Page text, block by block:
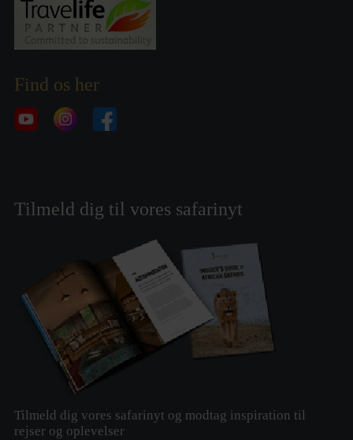
Find os her
Tilmeld dig til vores safarinyt
Tilmeld dig vores safarinyt og modtag inspiration til
rejser og oplevelser